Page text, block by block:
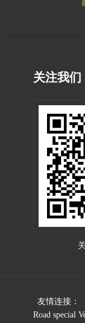
关注我们
友情连接：
Road special